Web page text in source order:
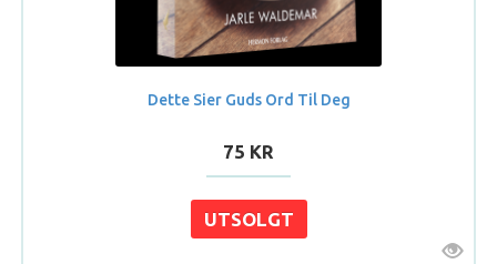
Dette Sier Guds Ord Til Deg
75 KR